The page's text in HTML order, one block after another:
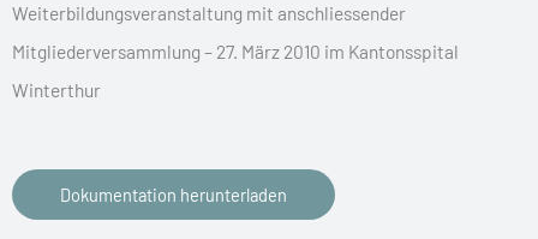
Weiterbildungsveranstaltung mit anschliessender
Mitgliederversammlung – 27. März 2010 im Kantonsspital
Winterthur
Dokumentation herunterladen